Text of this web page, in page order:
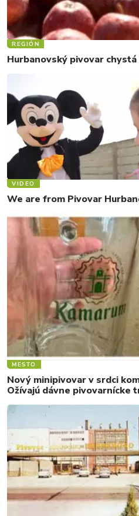
REGIÓN
Hurbanovský pivovar
VIDEO
We are from Pivovar
MESTO
Nový minipivovar v srdci
Ožívajú dávne pivovarnícke